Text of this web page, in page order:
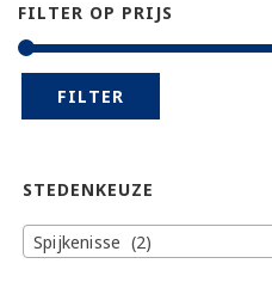
FILTER OP PRIJS
FILTER
STEDENKEUZE
Spijkenisse (2)